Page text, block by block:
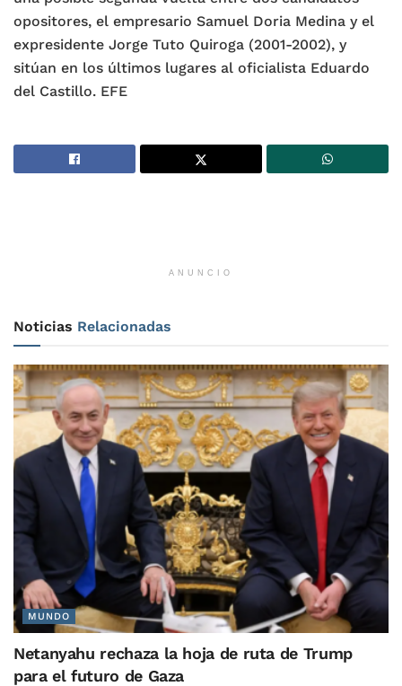
opositores, el empresario Samuel Doria Medina y el
expresidente Jorge Tuto Quiroga (2001-2002), y
sitúan en los últimos lugares al oficialista Eduardo
del Castillo. EFE
ANUNCIO
Noticias Relacionadas
MUNDO
Netanyahu rechaza la hoja de ruta de Trump
para el futuro de Gaza